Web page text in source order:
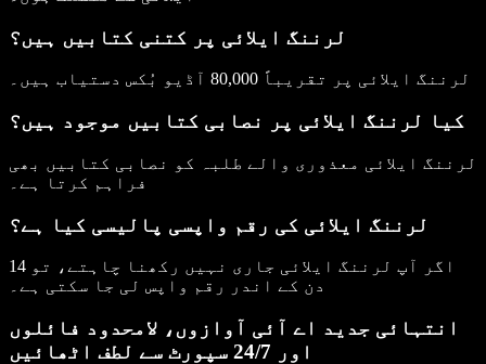
لرننگ ایلائی پر کتنی کتابیں ہیں؟
لرننگ ایلائی پر تقریباً 80,000 آڈیو بُکس دستیاب ہیں۔
کیا لرننگ ایلائی پر نصابی کتابیں موجود ہیں؟
لرننگ ایلائی معذوری والے طلبہ کو نصابی کتابیں بھی
فراہم کرتا ہے۔
لرننگ ایلائی کی رقم واپسی پالیسی کیا ہے؟
اگر آپ لرننگ ایلائی جاری نہیں رکھنا چاہتے، تو 14
دن کے اندر رقم واپس لی جا سکتی ہے۔
انتہائی جدید اے آئی آوازوں، لامحدود فائلوں
اور 24/7 سپورٹ سے لطف اٹھائیں